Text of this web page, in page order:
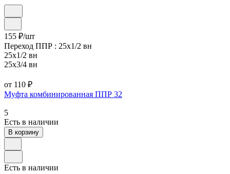
155 ₽/шт
Переход ППР : 25х1/2 вн
25х1/2 вн
25х3/4 вн
от 110 ₽
Муфта комбинированная ППР 32
5
Есть в наличии
В корзину
Есть в наличии